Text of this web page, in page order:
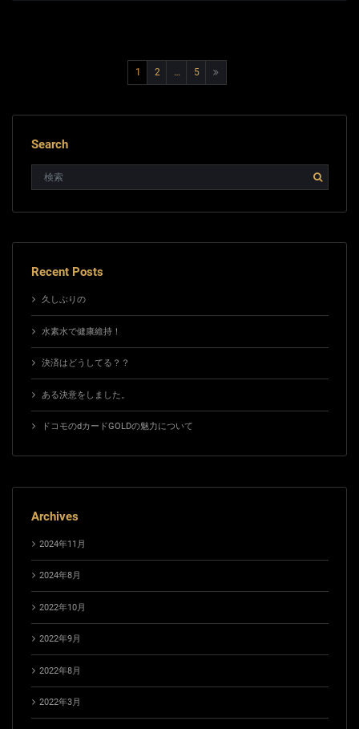
投1 2 … 5
Search
Recent Posts
久しぶりの
水素水で健康維持！
決済はどうしてる？？
ある決意をしました。
ドコモのdカードGOLDの魅力について
Archives
2024年11月
2024年8月
2022年10月
2022年9月
2022年8月
2022年3月